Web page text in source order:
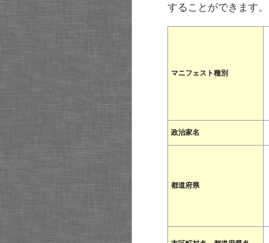
することができます。
マニフェスト種別
政治家名
都道府県